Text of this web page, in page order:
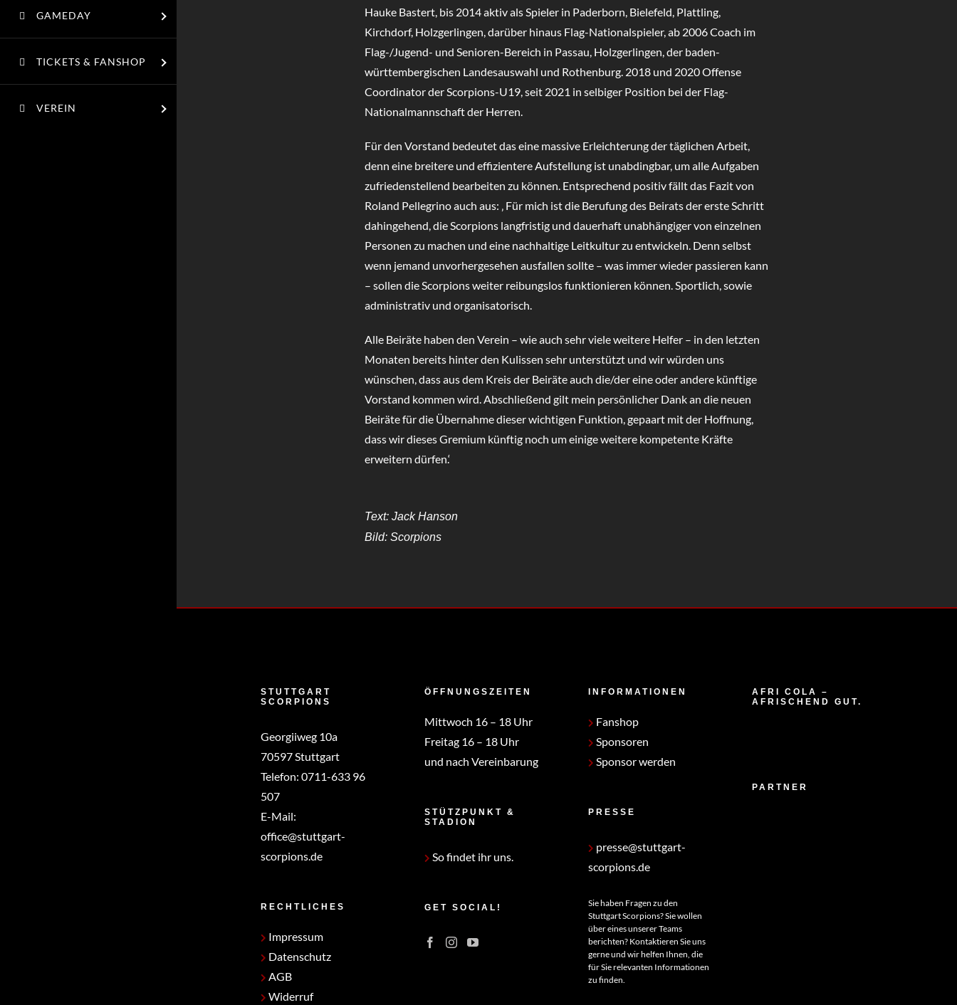
GAMEDAY
TICKETS & FANSHOP
VEREIN
Hauke Bastert, bis 2014 aktiv als Spieler in Paderborn, Bielefeld, Plattling,
Kirchdorf, Holzgerlingen, darüber hinaus Flag-Nationalspieler, ab 2006 Coach im
Flag-/Jugend- und Senioren-Bereich in Passau, Holzgerlingen, der baden-
württembergischen Landesauswahl und Rothenburg. 2018 und 2020 Offense
Coordinator der Scorpions-U19, seit 2021 in selbiger Position bei der Flag-
Nationalmannschaft der Herren.
Für den Vorstand bedeutet das eine massive Erleichterung der täglichen Arbeit,
denn eine breitere und effizientere Aufstellung ist unabdingbar, um alle Aufgaben
zufriedenstellend bearbeiten zu können. Entsprechend positiv fällt das Fazit von
Roland Pellegrino auch aus: ‚ Für mich ist die Berufung des Beirats der erste Schritt
dahingehend, die Scorpions langfristig und dauerhaft unabhängiger von einzelnen
Personen zu machen und eine nachhaltige Leitkultur zu entwickeln. Denn selbst
wenn jemand unvorhergesehen ausfallen sollte – was immer wieder passieren kann
– sollen die Scorpions weiter reibungslos funktionieren können. Sportlich, sowie
administrativ und organisatorisch.
Alle Beiräte haben den Verein – wie auch sehr viele weitere Helfer – in den letzten
Monaten bereits hinter den Kulissen sehr unterstützt und wir würden uns
wünschen, dass aus dem Kreis der Beiräte auch die/der eine oder andere künftige
Vorstand kommen wird. Abschließend gilt mein persönlicher Dank an die neuen
Beiräte für die Übernahme dieser wichtigen Funktion, gepaart mit der Hoffnung,
dass wir dieses Gremium künftig noch um einige weitere kompetente Kräfte
erweitern dürfen.‘
Text: Jack Hanson
Bild: Scorpions
STUTTGART
SCORPIONS
Georgiiweg 10a
70597 Stuttgart
Telefon: 0711-633 96
507
E-Mail:
office@stuttgart-
scorpions.de
RECHTLICHES
Impressum
Datenschutz
AGB
Widerruf
ÖFFNUNGSZEITEN
Mittwoch 16 – 18 Uhr
Freitag 16 – 18 Uhr
und nach Vereinbarung
STÜTZPUNKT &
STADION
So findet ihr uns.
GET SOCIAL!
INFORMATIONEN
Fanshop
Sponsoren
Sponsor werden
PRESSE
presse@stuttgart-
scorpions.de
Sie haben Fragen zu den
Stuttgart Scorpions? Sie wollen
über eines unserer Teams
berichten? Kontaktieren Sie uns
gerne und wir helfen Ihnen, die
für Sie relevanten Informationen
zu finden.
AFRI COLA –
AFRISCHEND GUT.
PARTNER